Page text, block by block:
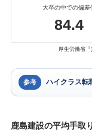
大卒の中での偏差
84.4
厚生労働省『
参考 ハイクラス転
鹿島建設の平均手取